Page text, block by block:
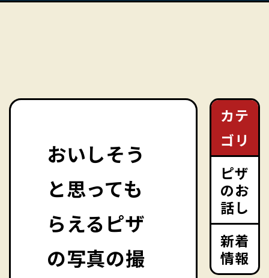
おいしそう
と思っても
らえるピザ
の写真の撮
カテ
ゴリ
ピザ
のお
話し
新着
情報